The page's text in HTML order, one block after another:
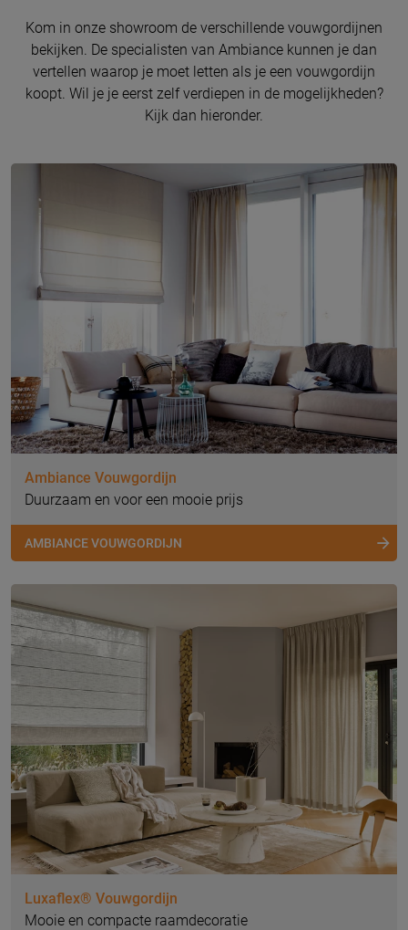
Kom in onze showroom de verschillende vouwgordijnen
bekijken. De specialisten van Ambiance kunnen je dan
vertellen waarop je moet letten als je een vouwgordijn
koopt. Wil je je eerst zelf verdiepen in de mogelijkheden?
Kijk dan hieronder.
Ambiance Vouwgordijn
Duurzaam en voor een mooie prijs
AMBIANCE VOUWGORDIJN
Luxaflex® Vouwgordijn
Mooie en compacte raamdecoratie